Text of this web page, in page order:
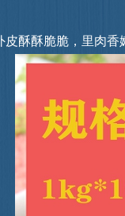
酥脆脆，里肉香